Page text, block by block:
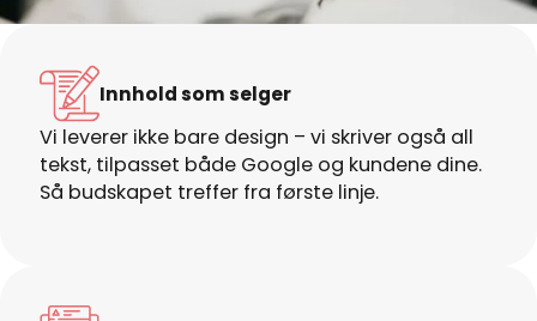
Innhold som selger
Vi leverer ikke bare design – vi skriver også all
tekst, tilpasset både Google og kundene dine.
Så budskapet treffer fra første linje.